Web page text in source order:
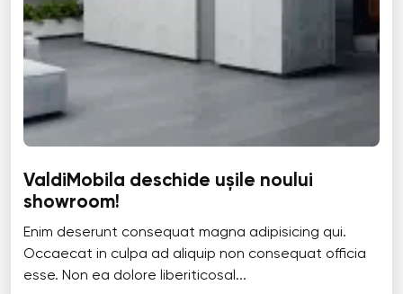
ValdiMobila deschide ușile noului
showroom!
Enim deserunt consequat magna adipisicing qui.
Occaecat in culpa ad aliquip non consequat officia
esse. Non ea dolore liberiticosal...